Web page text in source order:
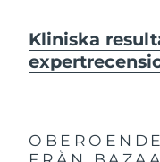
Kliniska